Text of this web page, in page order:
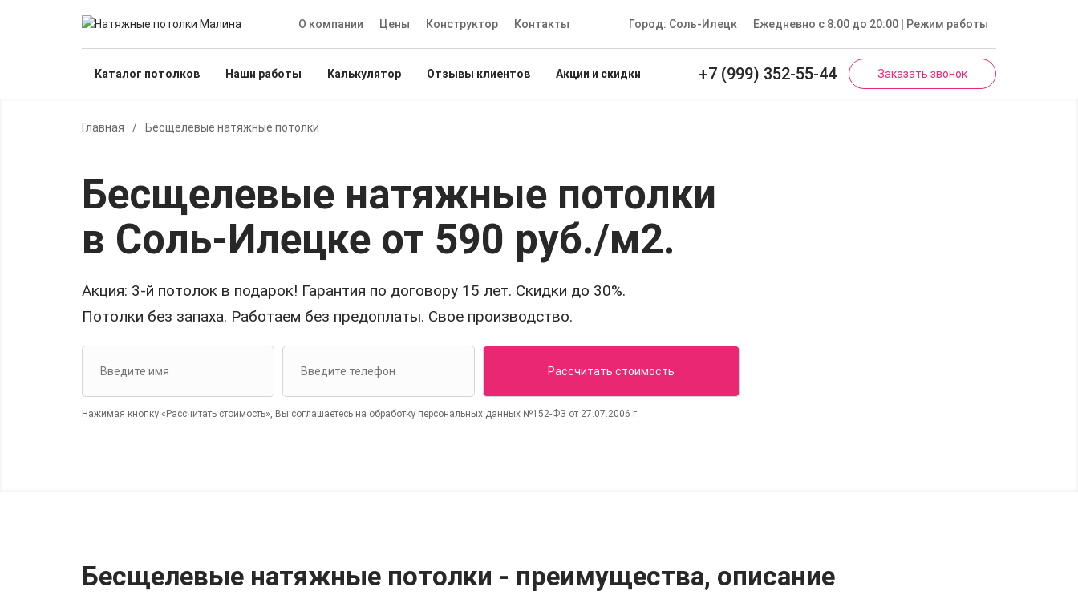
О компании Цены Конструктор Контакты Город: Соль-Илецк Ежедневно с 8:00 до 20:00 | Режим работы
Каталог потолков Наши работы Калькулятор Отзывы клиентов Акции и скидки +7 (999) 352-55-44 Заказать звонок
Главная / Бесщелевые натяжные потолки
Бесщелевые натяжные потолки
в Соль-Илецке от 590 руб./м2.
Акция: 3-й потолок в подарок! Гарантия по договору 15 лет. Скидки до 30%.
Потолки без запаха. Работаем без предоплаты. Свое производство.
Нажимая кнопку «Рассчитать стоимость», Вы соглашаетесь на обработку персональных данных №152-ФЗ от 27.07.2006 г.
Бесщелевые натяжные потолки - преимущества, описание